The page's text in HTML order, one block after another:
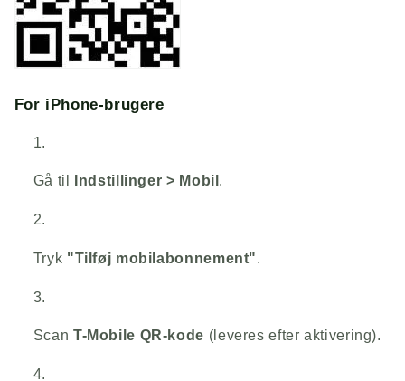
For iPhone-brugere
Gå til Indstillinger > Mobil .
Tryk "Tilføj mobilabonnement".
Scan T-Mobile QR-kode (leveres efter aktivering).